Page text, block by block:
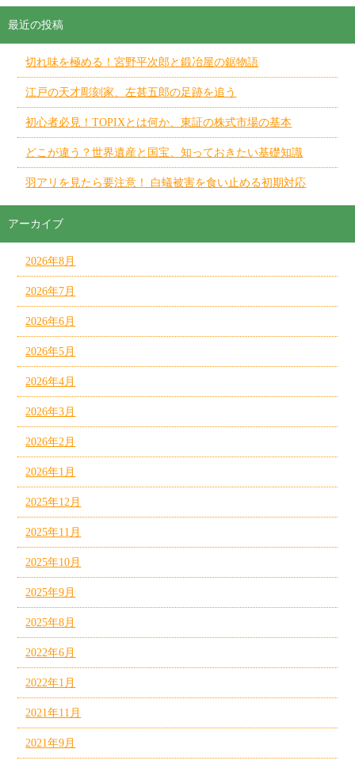
最近の投稿
切れ味を極める！宮野平次郎と鍛冶屋の鋸物語
江戸の天才彫刻家、左甚五郎の足跡を追う
初心者必見！TOPIXとは何か、東証の株式市場の基本
どこが違う？世界遺産と国宝、知っておきたい基礎知識
羽アリを見たら要注意！ 白蟻被害を食い止める初期対応
アーカイブ
2026年8月
2026年7月
2026年6月
2026年5月
2026年4月
2026年3月
2026年2月
2026年1月
2025年12月
2025年11月
2025年10月
2025年9月
2025年8月
2022年6月
2022年1月
2021年11月
2021年9月